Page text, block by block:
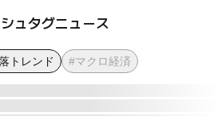
ュタグニュース
トレンド #マクロ経済